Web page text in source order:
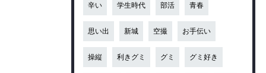
辛い 学生時代 部活 青春
思い出 新城 空撮 お手伝い
操縦 利きグミ グミ グミ好き